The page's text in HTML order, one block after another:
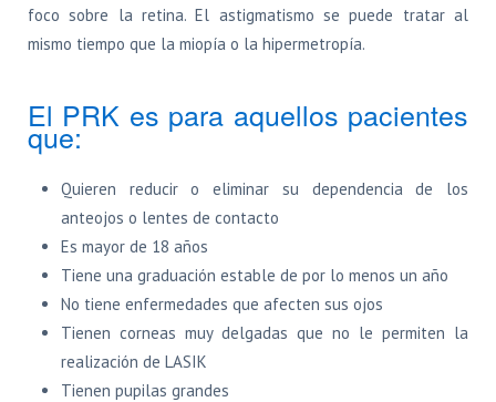
foco sobre la retina. El astigmatismo se puede tratar al
mismo tiempo que la miopía o la hipermetropía.
El PRK es para aquellos pacientes
que:
Quieren reducir o eliminar su dependencia de los
anteojos o lentes de contacto
Es mayor de 18 años
Tiene una graduación estable de por lo menos un año
No tiene enfermedades que afecten sus ojos
Tienen corneas muy delgadas que no le permiten la
realización de LASIK
Tienen pupilas grandes